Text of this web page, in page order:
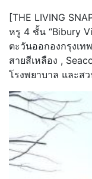
[THE LIVING
หรู 4 ชั้น “Bibury
ตะวันออกองกรุงเท
สายสีเหลือง ,
โรงพยาบาล และส